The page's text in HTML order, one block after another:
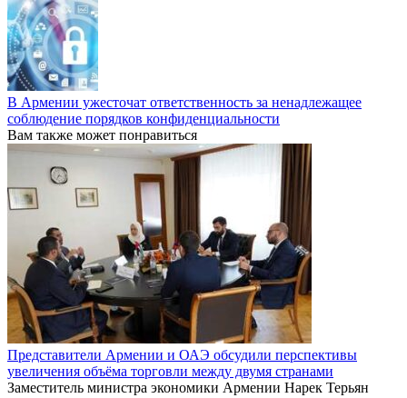
В Армении ужесточат ответственность за ненадлежащее
соблюдение порядков конфиденциальности
Вам также может понравиться
Представители Армении и ОАЭ обсудили перспективы
увеличения объёма торговли между двумя странами
Заместитель министра экономики Армении Нарек Терьян